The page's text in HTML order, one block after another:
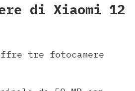
di Xiaomi 12
tre fotocamere